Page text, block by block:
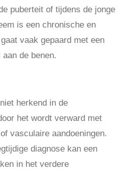
puberteit of tijdens de jonge
is een chronische en
vaak gepaard met een
de benen.
herkend in de
het wordt verward met
vasculaire aandoeningen.
diagnose kan een
in het verdere